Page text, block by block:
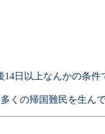
日以上なんかの条
の帰国難民を生ん